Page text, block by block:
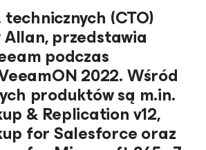
(CTO)
Allan, przedstawia
podczas
2022. Wśród
produktów są m.in.
& Replication v12,
for Salesforce oraz